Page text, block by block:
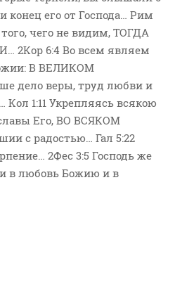
конец его от Господа… Рим
чего не видим, ТОГДА
6:4 Во всем являем
В ВЕЛИКОМ
дело веры, труд любви и
1:11 Укрепляясь всякою
Его, ВО ВСЯКОМ
с радостью… Гал 5:22
2Фес 3:5 Господь же
в любовь Божию и в